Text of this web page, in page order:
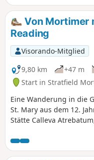
Von Mortimer
Reading
Visorando-Mitglied
9,80 km
+47 m
Start in Stratfield
Eine Wanderung in die
St. Mary aus dem 12.
Stätte Calleva